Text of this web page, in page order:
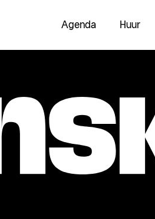
Agenda Huur